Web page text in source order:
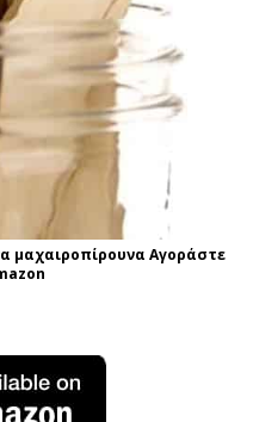
μαχαιροπίρουνα Αγοράστε